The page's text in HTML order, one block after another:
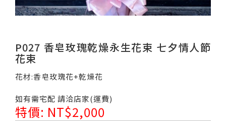
P027 香皂玫瑰乾燥永生花束 七夕情人節
花束
花材:香皂玫瑰花+乾燥花
如有需宅配 請洽店家(運費)
特價: NT$2,000